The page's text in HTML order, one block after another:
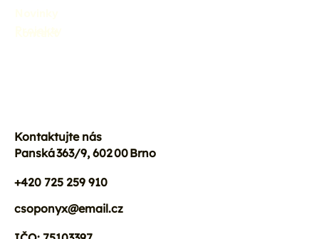
Kontaktujte nás
Panská 363/9, 602 00 Brno
+420 725 259 910
csoponyx@email.cz